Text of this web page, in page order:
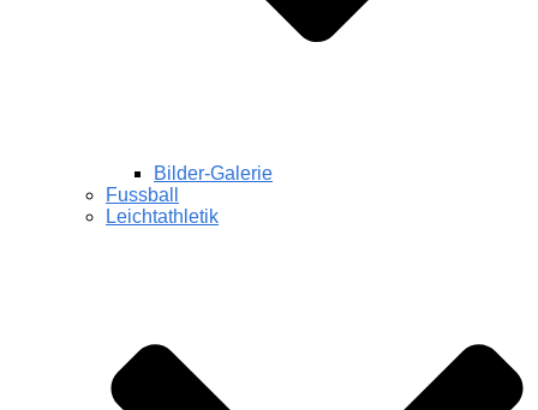
Bilder-Galerie
Fussball
Leichtathletik